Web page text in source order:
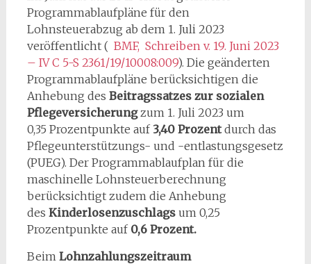
Programmablaufpläne für den
Lohnsteuerabzug ab dem 1. Juli 2023
veröffentlicht ( BMF, Schreiben v. 19. Juni 2023
– IV C 5-S 2361/19/10008:009). Die geänderten
Programmablaufpläne berücksichtigen die
Anhebung des Beitragssatzes zur sozialen
Pflegeversicherungzum 1. Juli 2023 um
0,35 Prozentpunkte auf 3,40 Prozentdurch das
Pflegeunterstützungs- und -entlastungsgesetz
(PUEG). Der Programmablaufplan für die
maschinelle Lohnsteuerberechnung
berücksichtigt zudem die Anhebung
des Kinderlosenzuschlags um 0,25
Prozentpunkte auf 0,6 Prozent.
Beim Lohnzahlungszeitraum